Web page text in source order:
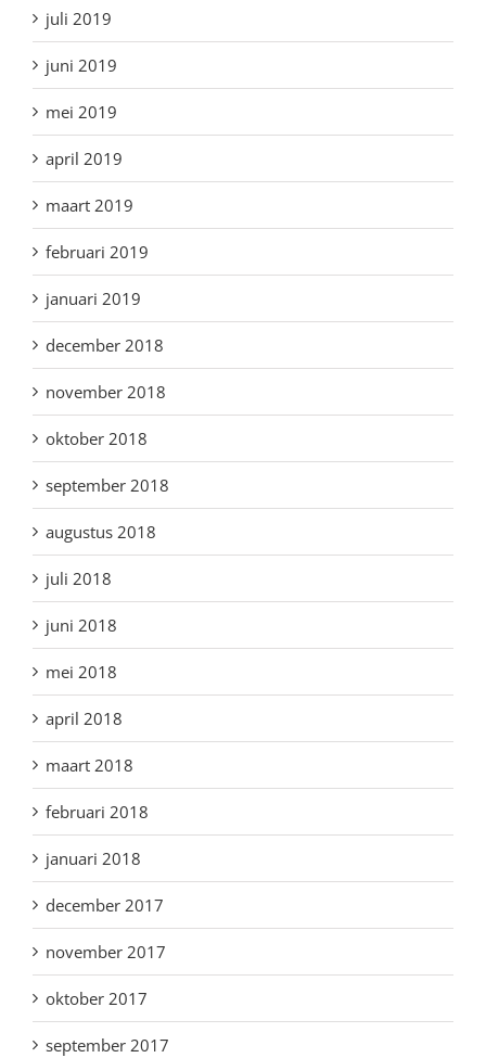
juli 2019
juni 2019
mei 2019
april 2019
maart 2019
februari 2019
januari 2019
december 2018
november 2018
oktober 2018
september 2018
augustus 2018
juli 2018
juni 2018
mei 2018
april 2018
maart 2018
februari 2018
januari 2018
december 2017
november 2017
oktober 2017
september 2017